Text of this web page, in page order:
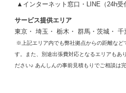
▲インターネット窓口・LINE（24h受
サービス提供エリア
東京・ 埼玉・ 栃木・ 群馬・茨城・ 千
※上記エリア内でも弊社拠点からの距離など
す。また、別途出張費対応となるエリアもあ
ださい♪ あんしんの事前見積もりでご相談は完